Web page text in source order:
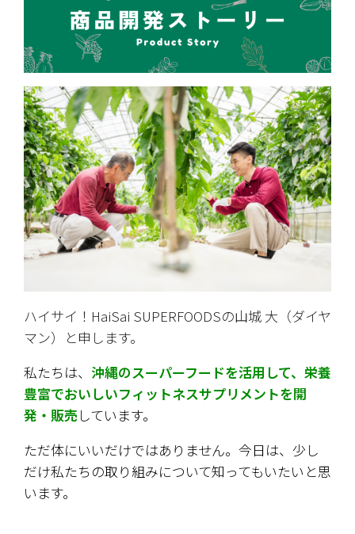
ハイサイ！HaiSai SUPERFOODSの山城 大（ダイヤ
マン）と申します。
私たちは、 沖縄のスーパーフードを活用して、栄養
豊富でおいしいフィットネスサプリメントを開
発・販売 しています。
ただ体にいいだけではありません。今日は、少し
だけ私たちの取り組みについて知ってもいたいと思
います。